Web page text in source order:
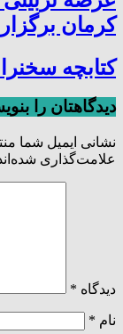
کرمان
کتابچه
دیدگاهتان را
نشانی ایمیل شما
علامت‌گذاری
دیدگاه *
نام *